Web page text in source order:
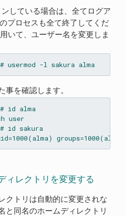
している場合は、全てログア
プロセスも全て終了してくだ
いて、ユーザー名を変更しま
[root@localhost ~]# usermod -l sakura alma
事を確認します。
id alma
user
id sakura
ィレクトリを変更する
クトリは自動的に変更されな
と同名のホームディレクトリ